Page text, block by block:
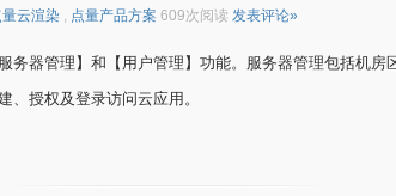
量云渲染 , 点量产品方案 609次阅读 发表评论»
务器管理】和【用户管理】功能。服务器管理包括机房
、授权及登录访问云应用。